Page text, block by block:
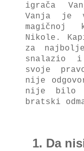
igrača
Vanja je
Nikole.
za
snalazio
svoje
nije
nije bilo
bratski
1. Da